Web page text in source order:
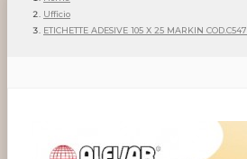
Ufficio
ETICHETTE ADESIVE 105 X 25 MARKIN COD.C547